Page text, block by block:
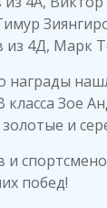
4Д, Марк
Зое
и
побед!